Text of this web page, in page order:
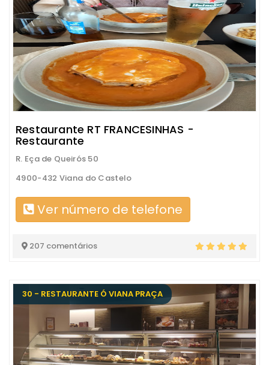
Restaurante RT FRANCESINHAS -
Restaurante
R. Eça de Queirós 50
4900-432 Viana do Castelo
Ver número de telefone
207 comentários
30 - RESTAURANTE Ó VIANA PRAÇA